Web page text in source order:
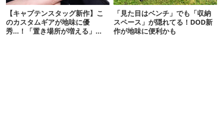
【キャプテンスタッグ新作】こ
のカスタムギアが地味に優
秀…！「置き場所が増える」
「見た目はベンチ」でも「収納
スペース」が隠れてる！DOD新
作が地味に便利かも